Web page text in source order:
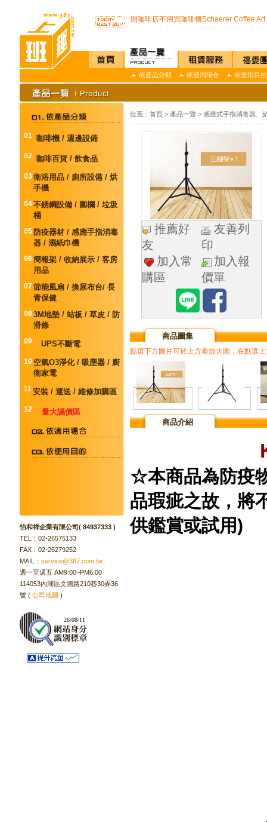
開咖啡店不用買咖啡機Schaerer Coffee Art
唯一驗證過可有效抑制COVID-19的神器
通用型防疫透明面罩10入裝
榮獲M.I.T台灣精品獎超省電的負離子節能
SSI -222R 吸頂式空氣淨化機讓你抵抗
K3 Plus 全自動紅外線測溫儀(附立架) 預購
K387D全自動雙感溫酒精手部消毒機 升級
唯一驗證過可有效抑制COVID-19的神器
通用型防疫透明面罩10入裝
依產品分類 依適用場合 依使用目的
01 咖啡機 / 週邊設備
02 咖啡百貨 / 飲食品
03衛浴用品 / 廁所設備 / 烘
手機
04不銹鋼設備 / 圍欄 / 垃圾
桶
05 防疫器材 / 感應手指消毒
器 / 濕紙巾機
06簡報架 / 收納展示 / 客房
用品
07節能風扇 / 換尿布台/ 長
青保健
083M地墊 / 站板 / 草皮 / 防
滑條
09 UPS不斷電
10 空氣O3淨化 / 吸塵器 / 廚
衛家電
11安裝 / 運送 / 維修加購區
12 量大議價區
怡和祥企業有限公司( 84937333 )
TEL：02-26575133
FAX：02-26279252
MAIL： service@387.com.tw
週一至週五 AM9:00~PM6:00
114053內湖區文德路210巷30弄36
號 ( 公司地圖 )
已認證
位置： 首頁> 產品一覽 > 感應式手指消毒器、
推薦好
友
友善列
印
加入常
購區
加入報
價單
商品圖集
點選下方圖片可於上方看放大圖，在點選
商品介紹
☆本商品為防疫
品瑕疵之故，將
供鑑賞或試用)